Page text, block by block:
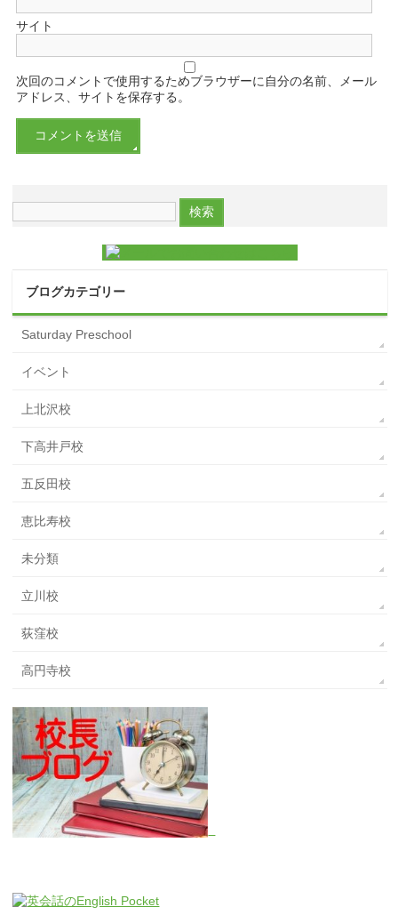
サイト
次回のコメントで使用するためブラウザーに自分の名前、メール
アドレス、サイトを保存する。
ブログカテゴリー
Saturday Preschool
イベント
上北沢校
下高井戸校
五反田校
恵比寿校
未分類
立川校
荻窪校
高円寺校